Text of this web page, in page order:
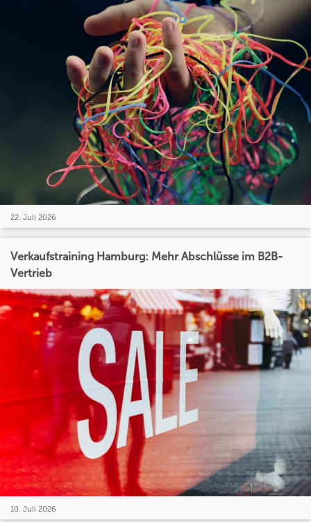
22. Juli 2026
Verkaufstraining Hamburg: Mehr Abschlüsse im B2B-
Vertrieb
10. Juli 2026